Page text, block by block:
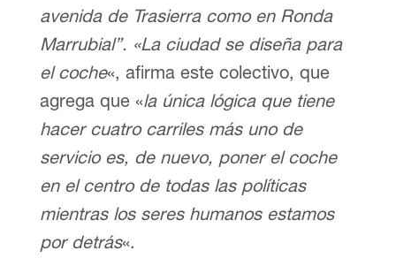
avenida de Trasierra como en Ronda
Marrubial”. «La ciudad se diseña para
el coche«, afirma este colectivo, que
agrega que «la única lógica que tiene
hacer cuatro carriles más uno de
servicio es, de nuevo, poner el coche
en el centro de todas las políticas
mientras los seres humanos estamos
por detrás«.